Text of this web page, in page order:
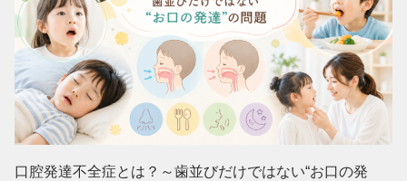
口腔発達不全症とは？～歯並びだけではない“お口の発